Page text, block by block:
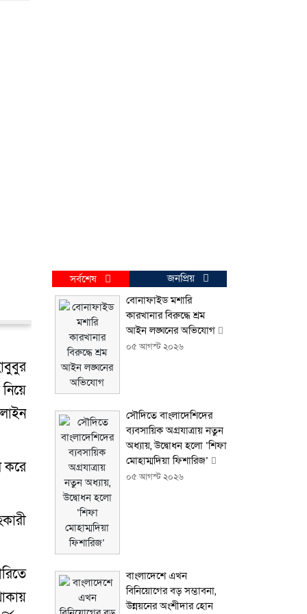
করে
সর্বশেষ
জনপ্রিয়
বোনাফাইড মশারি
কারখানার বিরুদ্ধে শ্রম
আইন লঙ্ঘনের অভিযোগ
০৫ আগস্ট ২০২৬
সৌদিতে বাংলাদেশিদের
ব্যবসায়িক অগ্রযাত্রায় নতুন
অধ্যায়, উদ্বোধন হলো ‘শিফা
মোহাম্মদিয়া ফিশারিজ’
০৫ আগস্ট ২০২৬
বাংলাদেশে এখন
বিনিয়োগের বড় সম্ভাবনা,
উন্নয়নের অংশীদার হোন